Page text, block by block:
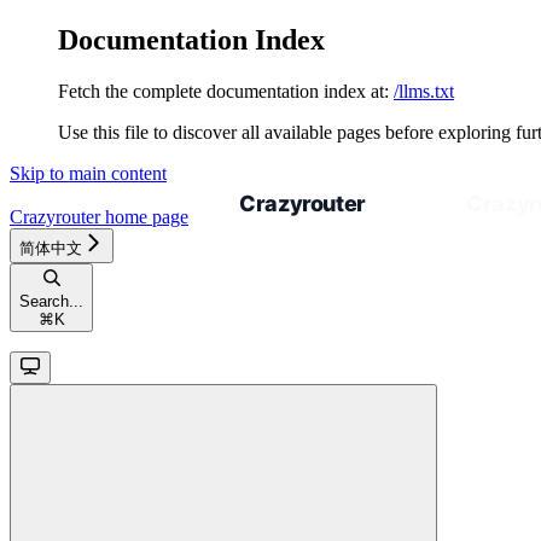
Documentation Index
Fetch the complete documentation index at: /llms.txt
Use this file to discover all available pages before exploring
Skip to main content
Crazyrouterhome page
简体中文
Search...
⌘ K